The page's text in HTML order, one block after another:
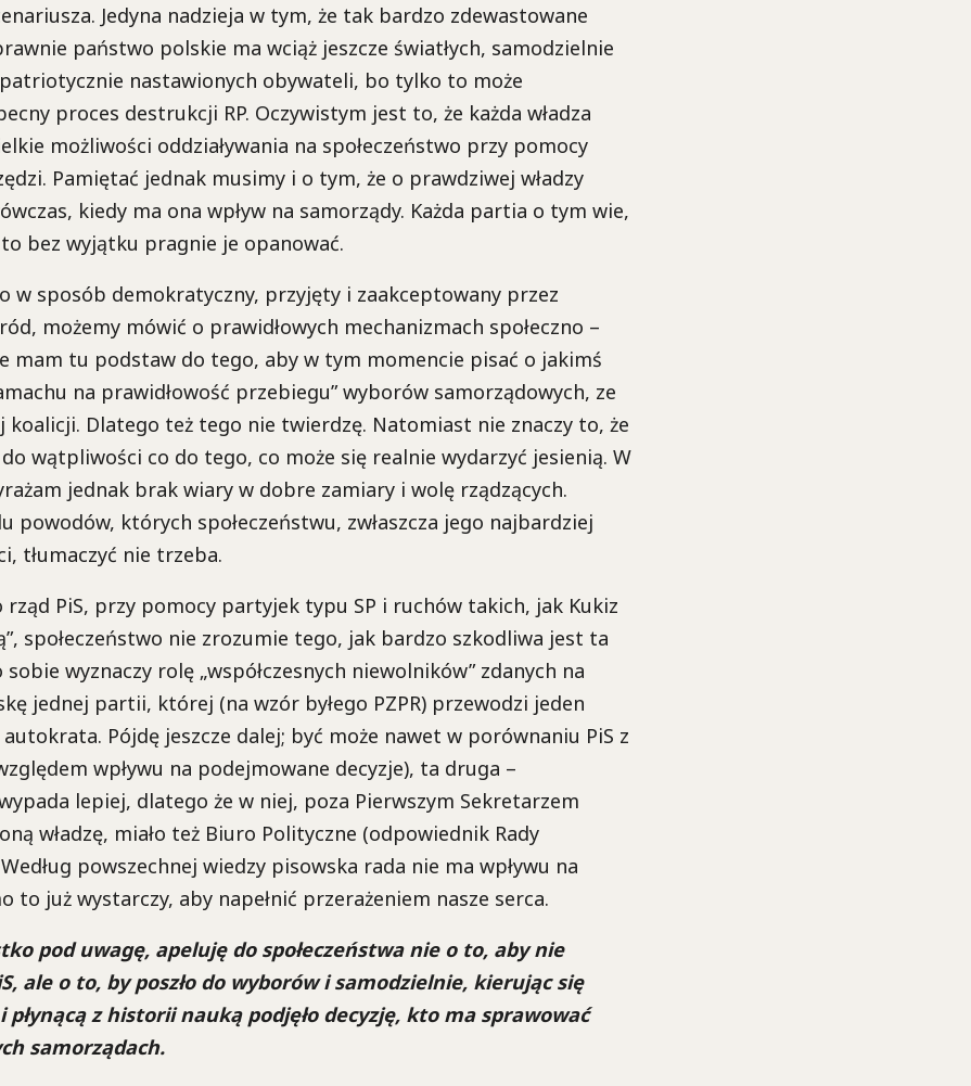
Jedyna nadzieja w tym, że tak bardzo zdewastowane
państwo polskie ma wciąż jeszcze światłych, samodzielnie
nastawionych obywateli, bo tylko to może
proces destrukcji RP. Oczywistym jest to, że każda władza
możliwości oddziaływania na społeczeństwo przy pomocy
Pamiętać jednak musimy i o tym, że o prawdziwej władzy
kiedy ma ona wpływ na samorządy. Każda partia o tym wie,
bez wyjątku pragnie je opanować.
w sposób demokratyczny, przyjęty i zaakceptowany przez
możemy mówić o prawidłowych mechanizmach społeczno –
mam tu podstaw do tego, aby w tym momencie pisać o jakimś
na prawidłowość przebiegu” wyborów samorządowych, ze
koalicji. Dlatego też tego nie twierdzę. Natomiast nie znaczy to, że
wątpliwości co do tego, co może się realnie wydarzyć jesienią. W
jednak brak wiary w dobre zamiary i wolę rządzących.
powodów, których społeczeństwu, zwłaszcza jego najbardziej
tłumaczyć nie trzeba.
rząd PiS, przy pomocy partyjek typu SP i ruchów takich, jak Kukiz
społeczeństwo nie zrozumie tego, jak bardzo szkodliwa jest ta
sobie wyznaczy rolę „współczesnych niewolników” zdanych na
jednej partii, której (na wzór byłego PZPR) przewodzi jeden
autokrata. Pójdę jeszcze dalej; być może nawet w porównaniu PiS z
wpływu na podejmowane decyzje), ta druga –
lepiej, dlatego że w niej, poza Pierwszym Sekretarzem
władzę, miało też Biuro Polityczne (odpowiednik Rady
powszechnej wiedzy pisowska rada nie ma wpływu na
to już wystarczy, aby napełnić przerażeniem nasze serca.
pod uwagę, apeluję do społeczeństwa nie o to, aby nie
ale o to, by poszło do wyborów i samodzielnie, kierując się
płynącą z historii nauką podjęło decyzję, kto ma sprawować
samorządach.